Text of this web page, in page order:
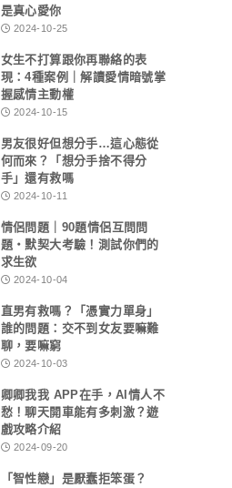
是真心愛你
2024-10-25
女生不打算跟你再聯絡的表
現：4種案例｜解讀愛情暗號掌
握感情主動權
2024-10-15
男友很好但想分手…這心態從
何而來？「想分手捨不得分
手」還有救嗎
2024-10-11
情侶問題｜90題情侶互問問
題・默契大考驗！測試你們的
求生欲
2024-10-04
直男有救嗎？「憑實力單身」
誰的問題：交不到女友要嘛難
聊，要嘛窮
2024-10-03
卿卿我我 APP在手，AI情人不
愁！聊天開車能有多刺激？遊
戲攻略介紹
2024-09-20
「智性戀」是厭蠢拒笨蛋？